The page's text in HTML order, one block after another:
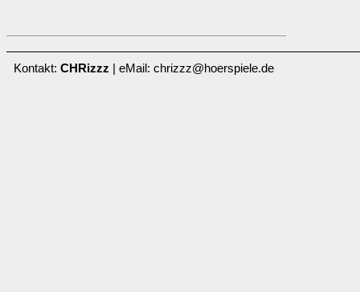
Kontakt: CHRizzz | eMail: chrizzz@hoerspiele.de